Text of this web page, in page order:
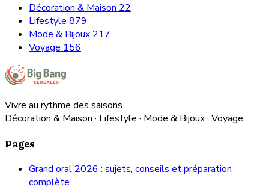
Décoration & Maison 22
Lifestyle 879
Mode & Bijoux 217
Voyage 156
Vivre au rythme des saisons.
Décoration & Maison · Lifestyle · Mode & Bijoux · Voyage
Pages
Grand oral 2026 : sujets, conseils et préparation
complète